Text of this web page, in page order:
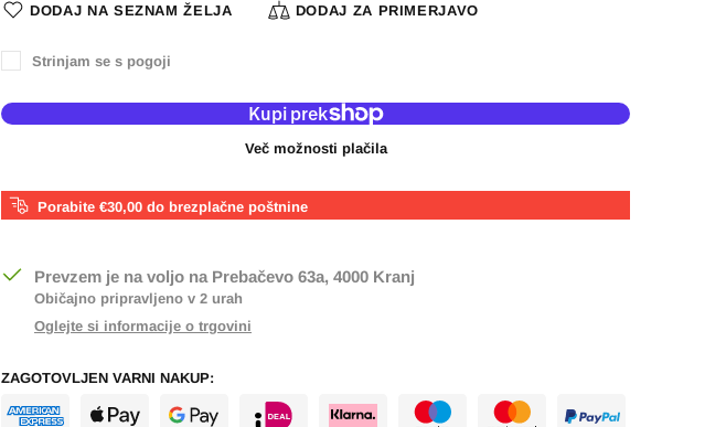
DODAJ NA SEZNAM ŽELJA DODAJ ZA PRIMERJAVO
Strinjam se s pogoji
Več možnosti plačila
Porabite €30,00 do brezplačne poštnine
Prevzem je na voljo na Prebačevo 63a, 4000 Kranj
Običajno pripravljeno v 2 urah
Oglejte si informacije o trgovini
ZAGOTOVLJEN VARNI NAKUP: